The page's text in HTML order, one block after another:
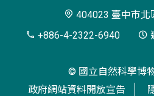
博
404023 臺中市北
+886-4-2322-6940
© 國立自然科學博
政府網站資料開放宣告